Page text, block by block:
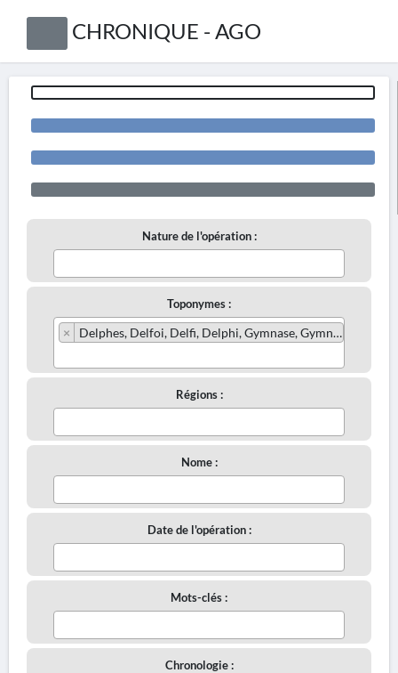
CHRONIQUE - AGO
Nature de l'opération :
Toponymes :
× Delphes, Delfoi, Delfi, Delphi, Gymnase, Gymnasium
Régions :
Nome :
Date de l'opération :
Mots-clés :
Chronologie :